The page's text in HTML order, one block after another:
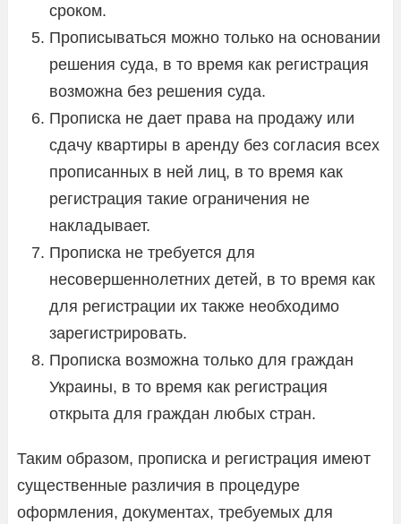
сроком.
Прописываться можно только на основании
решения суда, в то время как регистрация
возможна без решения суда.
Прописка не дает права на продажу или
сдачу квартиры в аренду без согласия всех
прописанных в ней лиц, в то время как
регистрация такие ограничения не
накладывает.
Прописка не требуется для
несовершеннолетних детей, в то время как
для регистрации их также необходимо
зарегистрировать.
Прописка возможна только для граждан
Украины, в то время как регистрация
открыта для граждан любых стран.
Таким образом, прописка и регистрация имеют
существенные различия в процедуре
оформления, документах, требуемых для